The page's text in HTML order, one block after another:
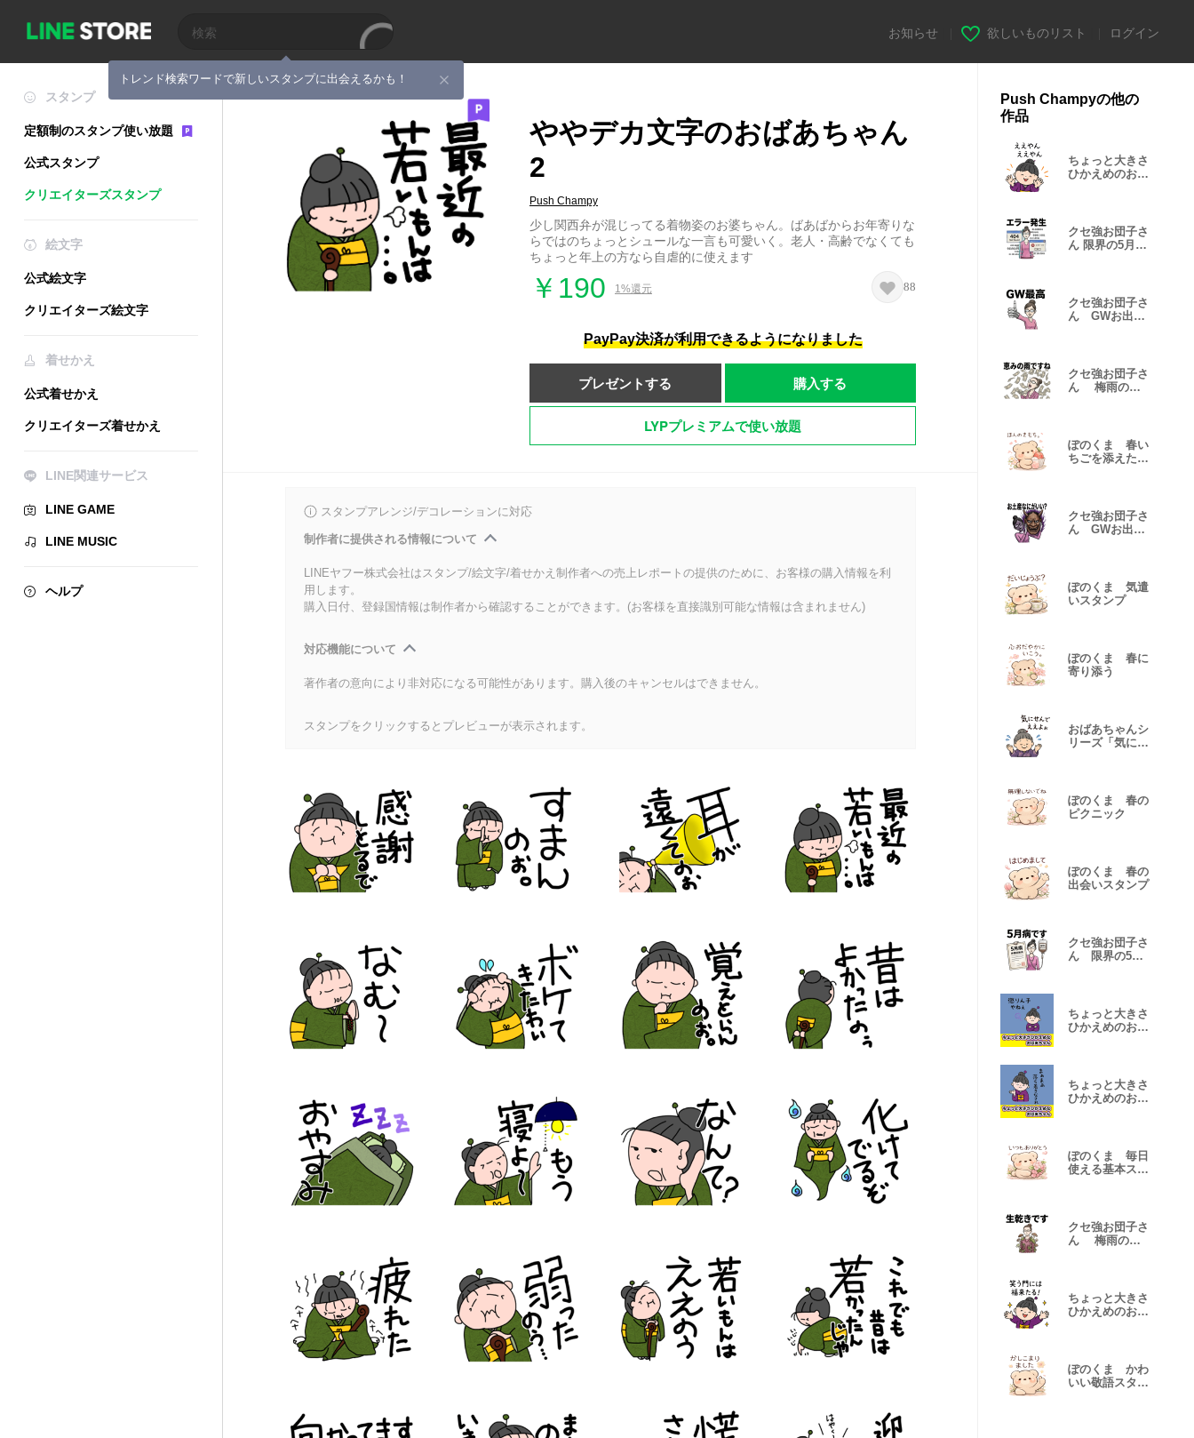
トレンド検索ワードで新しいスタンプに出会えるかも！
お知らせ 欲しいものリスト ログイン
スタンプ
定額制のスタンプ使い放題
公式スタンプ
クリエイターズスタンプ
絵文字
公式絵文字
クリエイターズ絵文字
着せかえ
公式着せかえ
クリエイターズ着せかえ
LINE関連サービス
LINE GAME
LINE MUSIC
ヘルプ
ややデカ文字のおばあちゃん
2
Push Champy
少し関西弁が混じってる着物姿のお婆ちゃん。ばあばからお年寄りな
らではのちょっとシュールな一言も可愛いく。老人・高齢でなくても
ちょっと年上の方なら自虐的に使えます
￥190 1%還元 88
PayPay決済が利用できるようになりました
プレゼントする 購入する
LYPプレミアムで使い放題
スタンプアレンジ/デコレーションに対応
制作者に提供される情報について
LINEヤフー株式会社はスタンプ/絵文字/着せかえ制作者への売上レポートの提供のために、お客様の購入情報を利
用します。
購入日付、登録国情報は制作者から確認することができます。(お客様を直接識別可能な情報は含まれません)
対応機能について
著作者の意向により非対応になる可能性があります。購入後のキャンセルはできません。
スタンプをクリックするとプレビューが表示されます。
Push Champyの他の
作品
ちょっと大きさ
ひかえめのおば
クセ強お団子さ
ん 限界の5月病
クセ強お団子さ
ん GWお出か
クセ強お団子さ
ん 梅雨のリ
ぽのくま 春い
ちごを添えた手
クセ強お団子さ
ん GWお出か
ぽのくま 気遣
いスタンプ
ぽのくま 春に
寄り添う
おばあちゃんシ
リーズ「気にせ
ぽのくま 春の
ピクニック
ぽのくま 春の
出会いスタンプ
クセ強お団子さ
ん 限界の5月
ちょっと大きさ
ひかえめのおば
ちょっと大きさ
ひかえめのおば
ぽのくま 毎日
使える基本スタ
クセ強お団子さ
ん 梅雨のリ
ちょっと大きさ
ひかえめのおば
ぽのくま かわ
いい敬語スタン